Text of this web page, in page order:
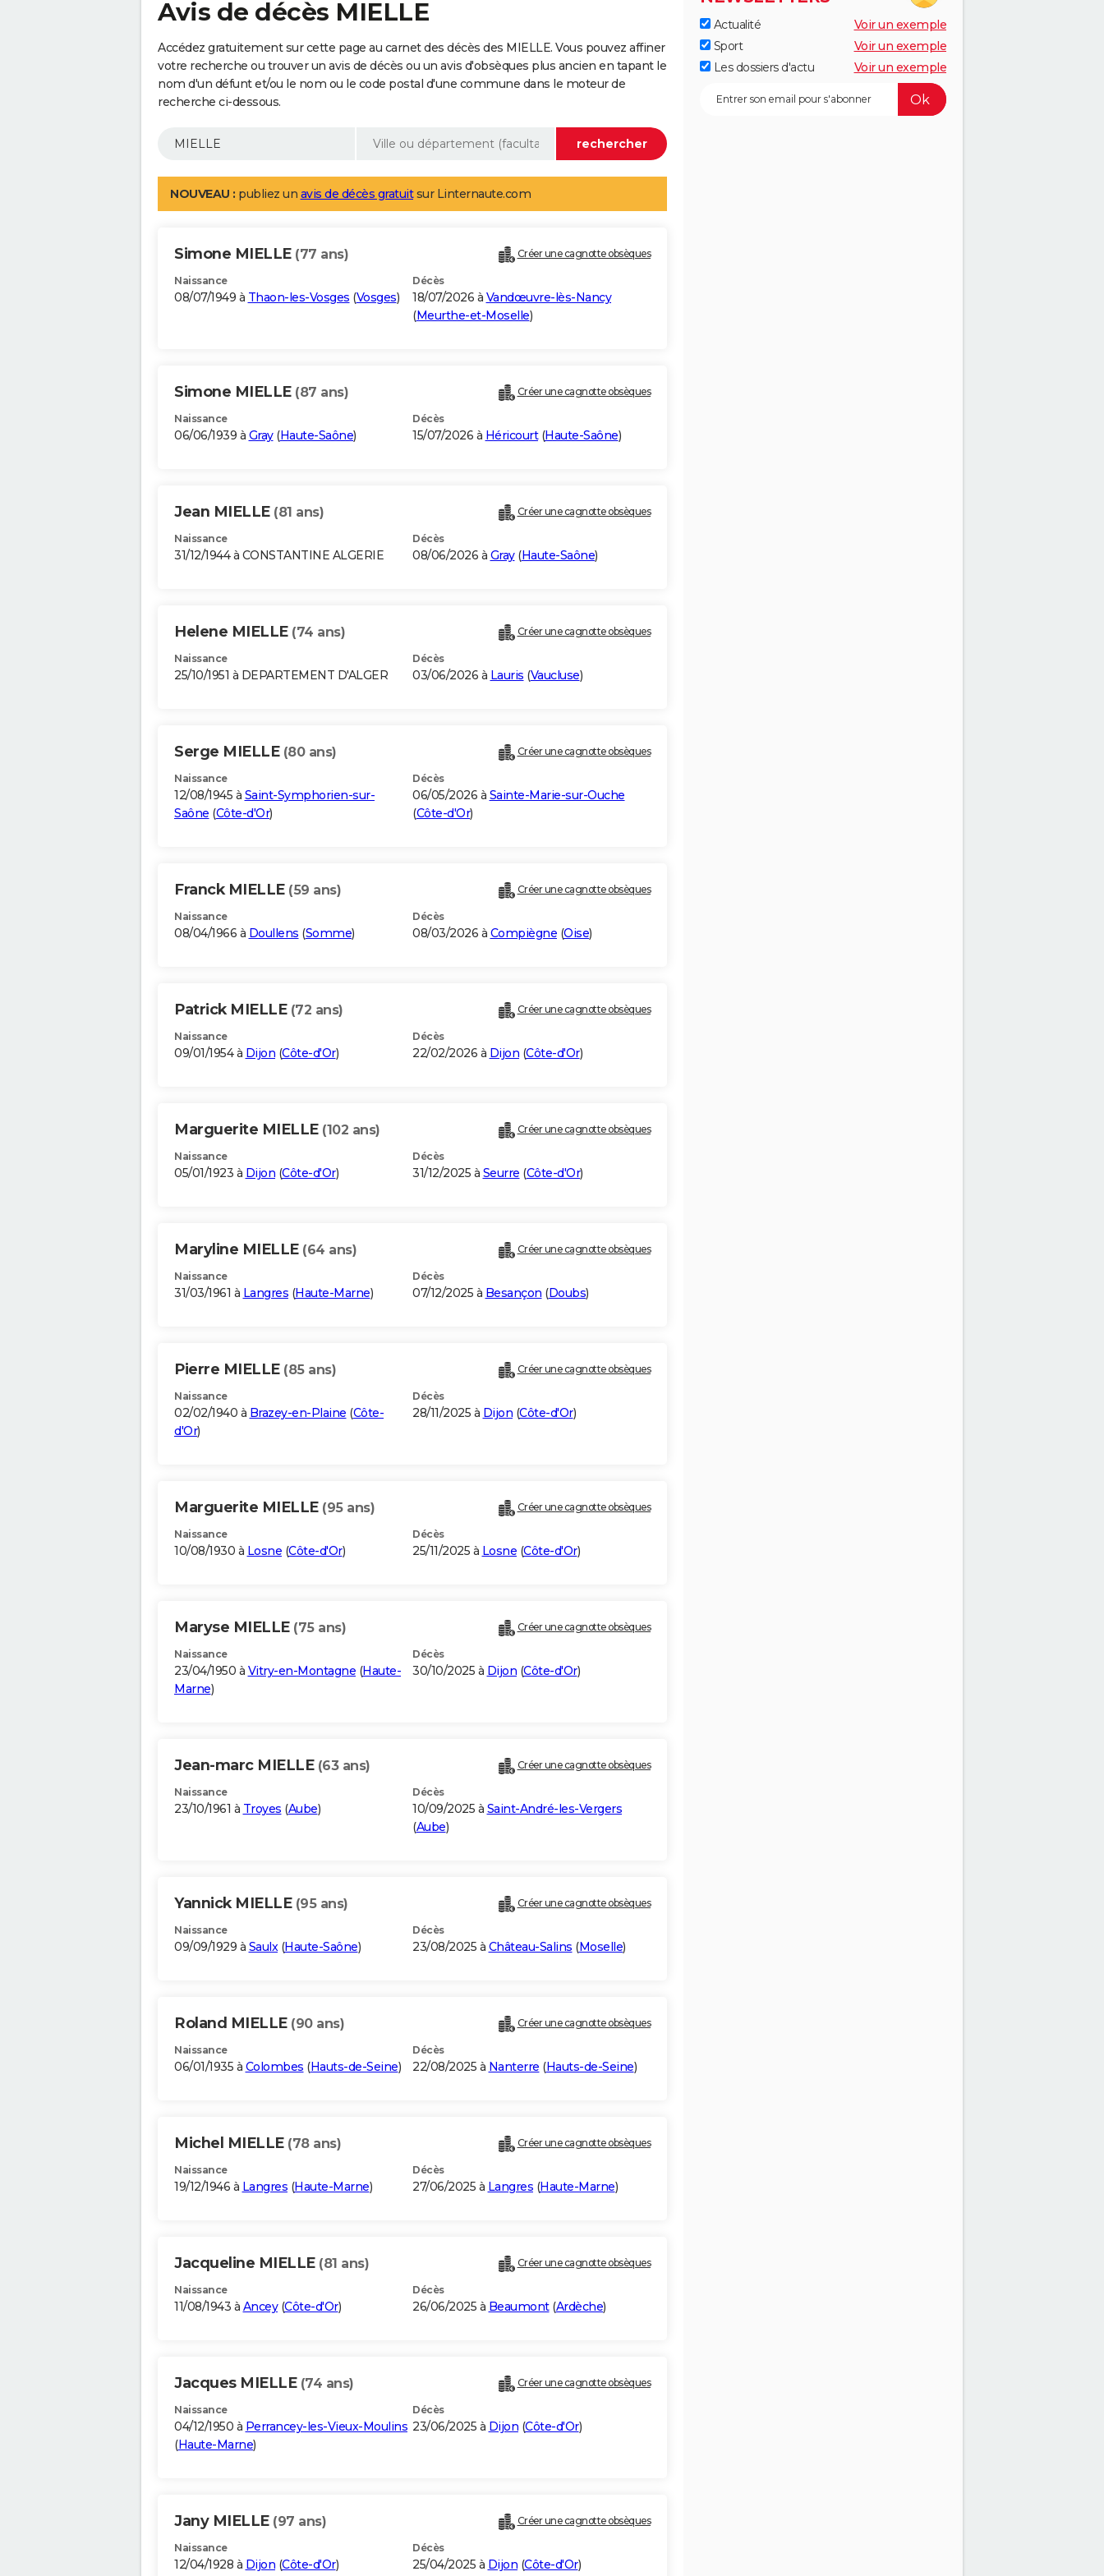
Avis de décès MIELLE
Accédez gratuitement sur cette page au carnet des décès des MIELLE. Vous pouvez affiner
votre recherche ou trouver un avis de décès ou un avis d'obsèques plus ancien en tapant le
nom d'un défunt et/ou le nom ou le code postal d'une commune dans le moteur de
recherche ci-dessous.
NOUVEAU : publiez un avis de décès gratuitsur Linternaute.com
Simone MIELLE (77 ans) Créer une cagnotte obsèques
Naissance
08/07/1949 à Thaon-les-Vosges (Vosges)
Décès
18/07/2026 à Vandœuvre-lès-Nancy
(Meurthe-et-Moselle)
Simone MIELLE (87 ans) Créer une cagnotte obsèques
Naissance
06/06/1939 à Gray(Haute-Saône)
Décès
15/07/2026 à Héricourt(Haute-Saône)
Jean MIELLE (81 ans) Créer une cagnotte obsèques
Naissance
31/12/1944 à CONSTANTINE ALGERIE
Décès
08/06/2026 à Gray(Haute-Saône)
Helene MIELLE (74 ans) Créer une cagnotte obsèques
Naissance
25/10/1951 à DEPARTEMENT D'ALGER
Décès
03/06/2026 à Lauris (Vaucluse)
Serge MIELLE (80 ans) Créer une cagnotte obsèques
Naissance
12/08/1945 à Saint-Symphorien-sur-
Saône (Côte-d'Or)
Décès
06/05/2026 à Sainte-Marie-sur-Ouche
(Côte-d'Or)
Franck MIELLE (59 ans) Créer une cagnotte obsèques
Naissance
08/04/1966 à Doullens (Somme)
Décès
08/03/2026 à Compiègne (Oise)
Patrick MIELLE (72 ans) Créer une cagnotte obsèques
Naissance
09/01/1954 à Dijon (Côte-d'Or)
Décès
22/02/2026 à Dijon (Côte-d'Or)
Marguerite MIELLE (102 ans) Créer une cagnotte obsèques
Naissance
05/01/1923 à Dijon (Côte-d'Or)
Décès
31/12/2025 à Seurre (Côte-d'Or)
Maryline MIELLE (64 ans) Créer une cagnotte obsèques
Naissance
31/03/1961 à Langres (Haute-Marne)
Décès
07/12/2025 à Besançon (Doubs)
Pierre MIELLE (85 ans) Créer une cagnotte obsèques
Naissance
02/02/1940 à Brazey-en-Plaine (Côte-
d'Or)
Décès
28/11/2025 à Dijon (Côte-d'Or)
Marguerite MIELLE (95 ans) Créer une cagnotte obsèques
Naissance
10/08/1930 à Losne (Côte-d'Or)
Décès
25/11/2025 à Losne (Côte-d'Or)
Maryse MIELLE (75 ans) Créer une cagnotte obsèques
Naissance
23/04/1950 à Vitry-en-Montagne (Haute-
Marne)
Décès
30/10/2025 à Dijon (Côte-d'Or)
Jean-marc MIELLE (63 ans) Créer une cagnotte obsèques
Naissance
23/10/1961 à Troyes (Aube)
Décès
10/09/2025 à Saint-André-les-Vergers
(Aube)
Yannick MIELLE (95 ans) Créer une cagnotte obsèques
Naissance
09/09/1929 à Saulx(Haute-Saône)
Décès
23/08/2025 à Château-Salins (Moselle)
Roland MIELLE (90 ans) Créer une cagnotte obsèques
Naissance
06/01/1935 à Colombes (Hauts-de-Seine)
Décès
22/08/2025 à Nanterre (Hauts-de-Seine)
Michel MIELLE (78 ans) Créer une cagnotte obsèques
Naissance
19/12/1946 à Langres (Haute-Marne)
Décès
27/06/2025 à Langres (Haute-Marne)
Jacqueline MIELLE (81 ans) Créer une cagnotte obsèques
Naissance
11/08/1943 à Ancey(Côte-d'Or)
Décès
26/06/2025 à Beaumont(Ardèche)
Jacques MIELLE (74 ans) Créer une cagnotte obsèques
Naissance
04/12/1950 à Perrancey-les-Vieux-Moulins
(Haute-Marne)
Décès
23/06/2025 à Dijon (Côte-d'Or)
Jany MIELLE (97 ans) Créer une cagnotte obsèques
Naissance
12/04/1928 à Dijon (Côte-d'Or)
Décès
25/04/2025 à Dijon (Côte-d'Or)
Actualité
Voir un exemple
Sport
Voir un exemple
Les dossiers d'actu
Voir un exemple